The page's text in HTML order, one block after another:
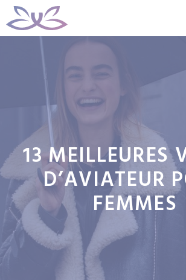
Aller
au
13 MEILLEURES
D’AVIATEUR
FEMMES